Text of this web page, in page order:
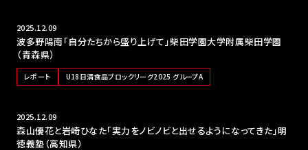
2025.12.09
波多野陽南「自分たちから盛り上げて」柴田学園大学附属柴田学園
（青森県）
レポート U18日清食品ブロックリーグ2025 グループA
2025.12.09
森山優花と岩崎ひなた「実力をノビノビと出せるようになってきた」明
徳義塾（高知県）